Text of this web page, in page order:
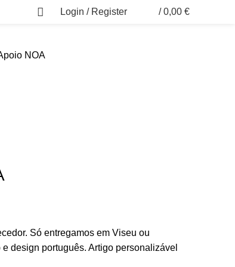
Login / Register / 0,00 €
NOA
Só entregamos em Viseu ou
design português. Artigo personalizável